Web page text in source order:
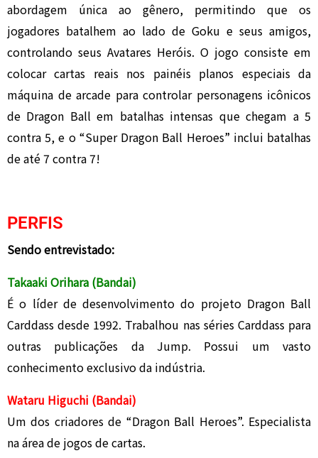
abordagem única ao gênero, permitindo que os
jogadores batalhem ao lado de Goku e seus amigos,
controlando seus Avatares Heróis. O jogo consiste em
colocar cartas reais nos painéis planos especiais da
máquina de arcade para controlar personagens icônicos
de Dragon Ball em batalhas intensas que chegam a 5
contra 5, e o “Super Dragon Ball Heroes” inclui batalhas
de até 7 contra 7!
PERFIS
Sendo entrevistado:
Takaaki Orihara (Bandai)
É o líder de desenvolvimento do projeto Dragon Ball
Carddass desde 1992. Trabalhou nas séries Carddass para
outras publicações da Jump. Possui um vasto
conhecimento exclusivo da indústria.
Wataru Higuchi (Bandai)
Um dos criadores de “Dragon Ball Heroes”. Especialista
na área de jogos de cartas.